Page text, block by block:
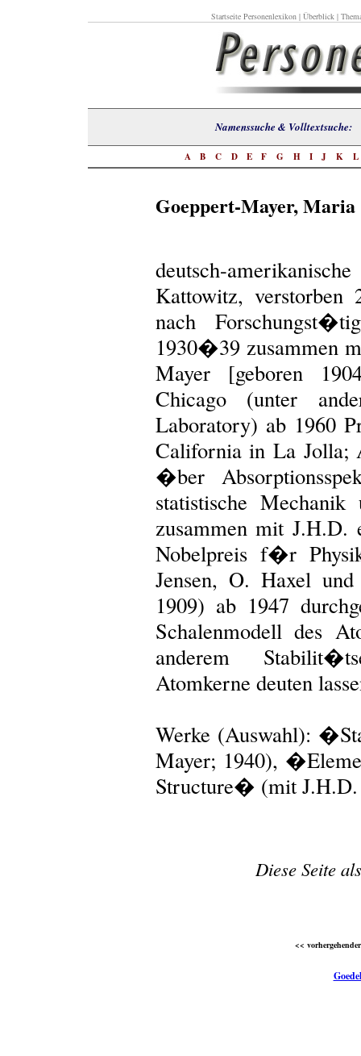
Startseite Personenlexikon| Überblick|
Namenssuche &
A B C D E F G H I J K L
Goeppert-Mayer, Maria
deutsch-
Kattowitz,
nach
1930�39 zusammen
Mayer [geboren
Chicago (unter
Laboratory) ab 1960
California in La Jolla;
�ber
statistische
zusammen mit J.H.D.
Nobelpreis f�r
Jensen, O. Haxel
1909) ab 1947
Schalenmodell des
anderem
Atomkerne deuten
Werke (Auswahl):
Mayer; 1940),
Structure� (mit J.H.D.
Diese Seite
<<